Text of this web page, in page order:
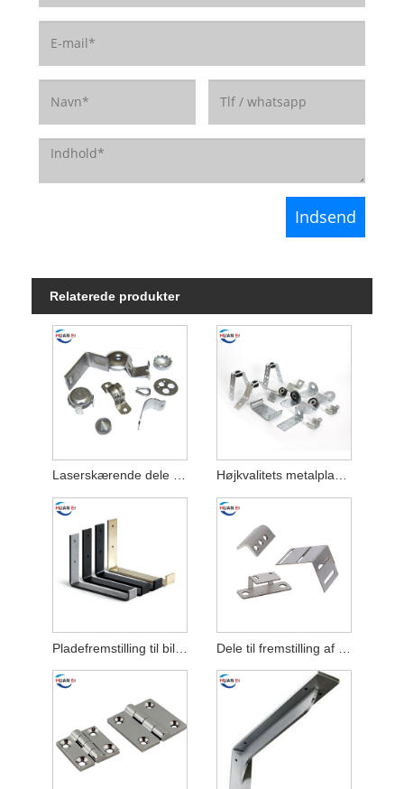
Relaterede produkter
Laserskærende dele i metalplader Højkvalitets metalpladedele